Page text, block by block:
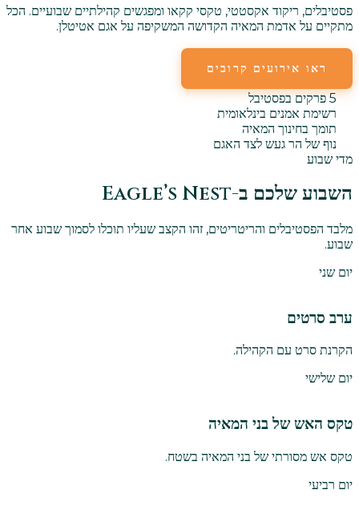
פסטיבלים, ריקוד אקסטטי, טקסי קקאו ומפגשים קהילתיים שבועיים. הכל
מתקיים על אדמת המאיה הקדושה המשקיפה על אגם אטיטלן.
ראו אירועים קרובים
5 פרקים בפסטיבל
רשימת אמנים בינלאומית
תומך בחינוך המאיה
נוף של הר געש לצד האגם
מדי שבוע
השבוע שלכם ב-Eagle’s Nest
מלבד הפסטיבלים והריטריטים, זהו הקצב שעליו תוכלו לסמוך שבוע אחר
שבוע.
יום שני
ערב סרטים
הקרנת סרט עם הקהילה.
יום שלישי
טקס האש של בני המאיה
טקס אש מסורתי של בני המאיה בשטח.
יום רביעי